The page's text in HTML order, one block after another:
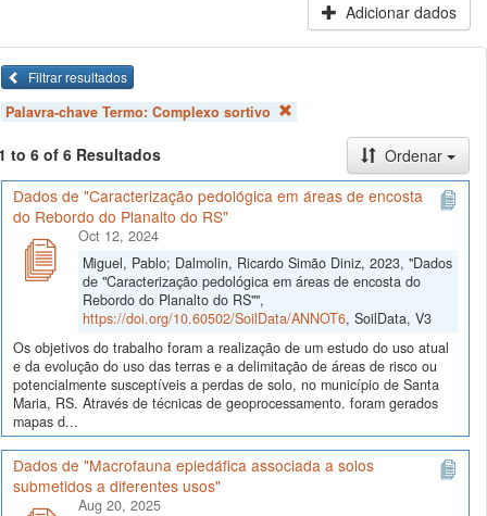
Adicionar dados
Filtrar resultados
Palavra-chave Termo: Complexo sortivo
to 6 of 6 Resultados
Ordenar
Dados de "Caracterização pedológica em áreas de encosta
do Rebordo do Planalto do RS"
Oct 12, 2024
Miguel, Pablo; Dalmolin, Ricardo Simão Diniz, 2023, "Dados
de "Caracterização pedológica em áreas de encosta do
Rebordo do Planalto do RS"",
https://doi.org/10.60502/SoilData/ANNOT6, SoilData, V3
Os objetivos do trabalho foram a realização de um estudo do uso atual
e da evolução do uso das terras e a delimitação de áreas de risco ou
potencialmente susceptíveis a perdas de solo, no município de Santa
Maria, RS. Através de técnicas de geoprocessamento. foram gerados
mapas d...
Dados de "Macrofauna epiedáfica associada a solos
submetidos a diferentes usos"
Aug 20, 2025